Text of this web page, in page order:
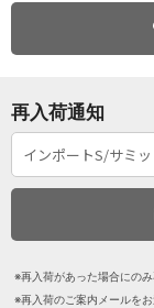
再入荷通知
※再入荷があった場合にの
※再入荷のご案内メールを